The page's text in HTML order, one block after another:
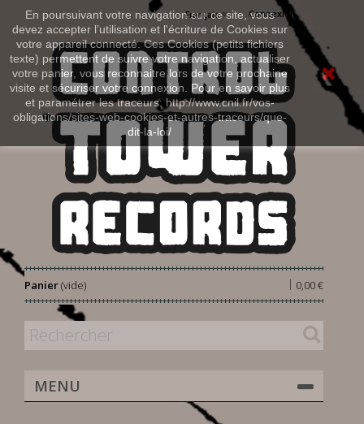
En poursuivant votre navigation sur ce site, vous
devez accepter l’utilisation et l'écriture de Cookies sur
votre appareil connecté. Ces Cookies (petits fichiers
texte) permettent de suivre votre navigation, actualiser
votre panier, vous reconnaitre lors de votre prochaine
visite et sécuriser votre connexion. Pour en savoir plus
et paramétrer les traceurs: http://www.cnil.fr/vos-
obligations/sites-web-cookies-et-autres-traceurs/que-
dit-la-loi/
Connexion
Français
Panier 0,00 €
|
(vide)
MENU